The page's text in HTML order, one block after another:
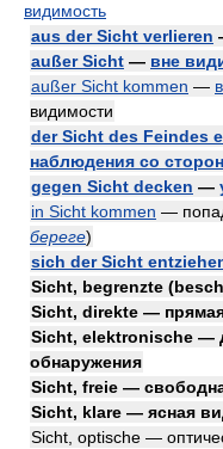
видимость
aus der Sicht verlieren
außer Sicht — вне
außer Sicht kommen —
видимости
der Sicht des Feindes
наблюдения со
gegen Sicht decken —
in Sicht kommen —
береге)
sich der Sicht
Sicht, begrenzte
Sicht, direkte —
Sicht, elektronische —
обнаружения
Sicht, freie —
Sicht, klare — ясная
Sicht, optische —